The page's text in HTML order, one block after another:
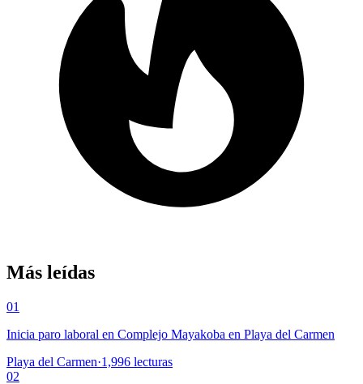
Más leídas
01
Inicia paro laboral en Complejo Mayakoba en Playa del Carmen
Playa del Carmen·1,996 lecturas
02